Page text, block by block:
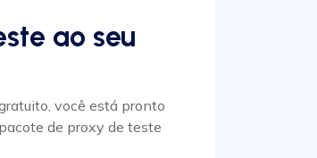
ao seu
você está pronto
de proxy de teste